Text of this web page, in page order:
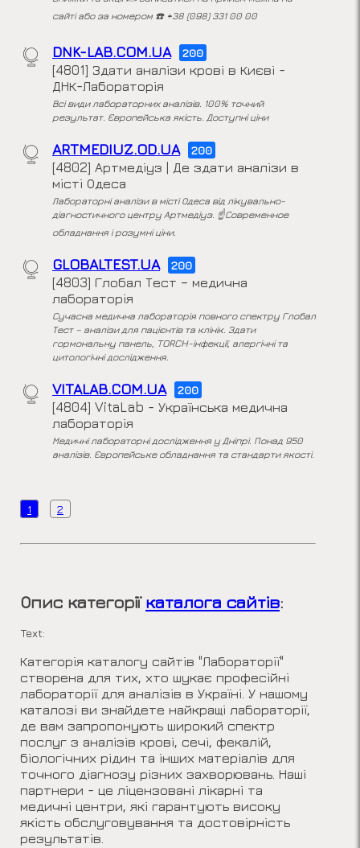
сайті або за номером ☎️ +38 (098) 331 00 00
DNK-LAB.COM.UA 200
[4801] Здати аналізи крові в Києві -
ДНК-Лабораторія
Всі види лабораторних аналізів. 100% точний
результат. Європейська якість. Доступні ціни
ARTMEDIUZ.OD.UA 200
[4802] Артмедіуз | Де здати аналізи в
місті Одеса
Лабораторні аналізи в місті Одеса від лікувально-
діагностичного центру Артмедіуз. ☝Современное
обладнання і розумні ціни.
GLOBALTEST.UA 200
[4803] Глобал Тест – медична
лабораторія
Сучасна медична лабораторія повного спектру Глобал
Тест – аналізи для пацієнтів та клінік. Здати
гормональну панель, TORCH-інфекції, алергічні та
цитологічні дослідження.
VITALAB.COM.UA 200
[4804] VitaLab - Українська медична
лабораторія
Медичні лабораторні дослідження у Дніпрі. Понад 950
аналізів. Європейське обладнання та стандарти якості.
1 2
Опис категорії каталога сайтів:
Text:
Категорія каталогу сайтів "Лабораторії"
створена для тих, хто шукає професійні
лабораторії для аналізів в Україні. У нашому
каталозі ви знайдете найкращі лабораторії,
де вам запропонують широкий спектр
послуг з аналізів крові, сечі, фекалій,
біологічних рідин та інших матеріалів для
точного діагнозу різних захворювань. Наші
партнери - це ліцензовані лікарні та
медичні центри, які гарантують високу
якість обслуговування та достовірність
результатів.